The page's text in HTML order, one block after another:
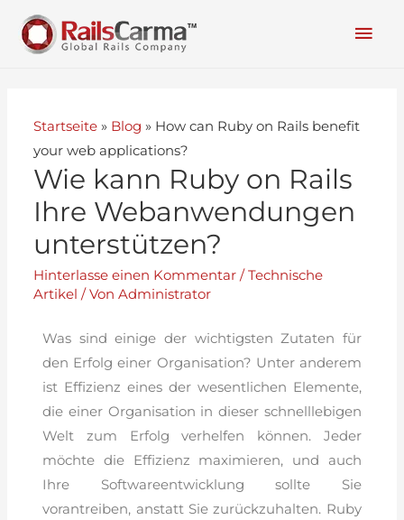
Startseite » Blog » How can Ruby on Rails benefit
your web applications?
Wie kann Ruby on Rails
Ihre Webanwendungen
unterstützen?
Hinterlasse einen Kommentar /Technische
Artikel / VonAdministrator
Was sind einige der wichtigsten Zutaten für
den Erfolg einer Organisation? Unter anderem
ist Effizienz eines der wesentlichen Elemente,
die einer Organisation in dieser schnelllebigen
Welt zum Erfolg verhelfen können. Jeder
möchte die Effizienz maximieren, und auch
Ihre Softwareentwicklung sollte Sie
vorantreiben, anstatt Sie zurückzuhalten. Ruby